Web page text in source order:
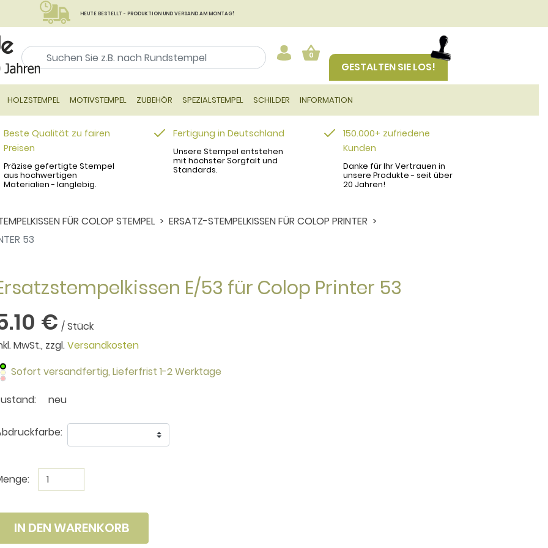
HEUTE BESTELLT - PRODUKTION UND VERSAND AM MONTAG!
0
GESTALTEN SIE LOS!
HOLZSTEMPEL MOTIVSTEMPEL ZUBEHÖR SPEZIALSTEMPEL SCHILDER INFORMATION
Beste Qualität zu fairen
Preisen
Präzise gefertigte Stempel
aus hochwertigen
Materialien - langlebig.
Fertigung in Deutschland
Unsere Stempel entstehen
mit höchster Sorgfalt und
Standards.
150.000+ zufriedene
Kunden
Danke für Ihr Vertrauen in
unsere Produkte - seit über
20 Jahren!
FÜR COLOP STEMPEL
ERSATZ-STEMPELKISSEN FÜR COLOP PRINTER
53
E/53 für Colop Printer 53
€ / Stück
MwSt., zzgl.Versandkosten
Sofort versandfertig, Lieferfrist 1-2 Werktage
neu
IN DEN WARENKORB